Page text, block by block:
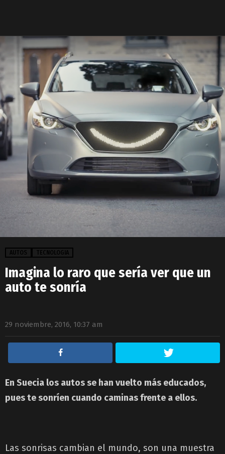
AUTOS TECNOLOGIA
Imagina lo raro que sería ver que un
auto te sonría
29 noviembre, 2016, 10:37 am
En Suecia los autos se han vuelto más educados,
pues te sonríen cuando caminas frente a ellos.
Las sonrisas cambian el mundo, son una muestra